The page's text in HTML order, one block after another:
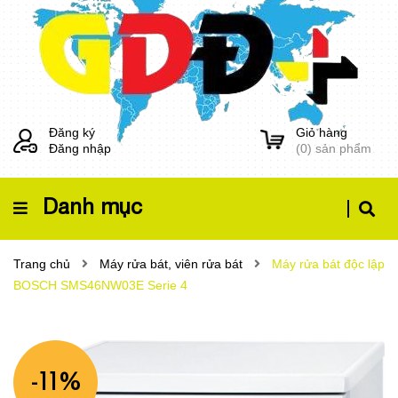
Đăng ký
Đăng nhập
Giỏ hàng
(0) sản phẩm
Danh mục
Trang chủ Máy rửa bát, viên rửa bát
Máy rửa bát độc lập
BOSCH SMS46NW03E Serie 4
-11%